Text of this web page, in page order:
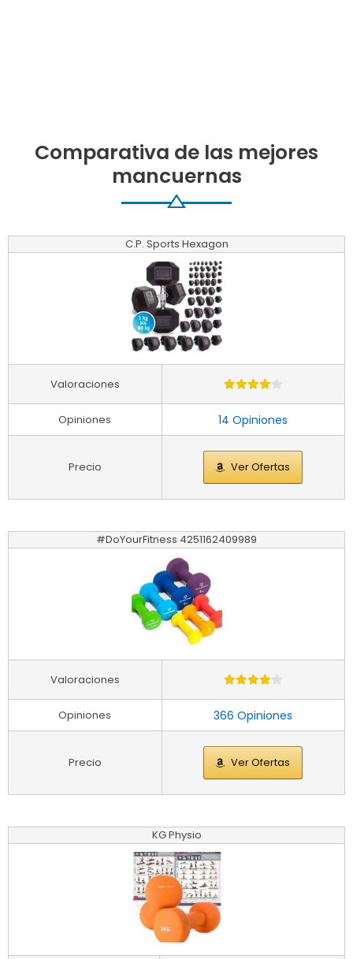
Comparativa de las mejores
mancuernas
C.P. Sports Hexagon
14 Opiniones
Ver Ofertas
Valoraciones
Opiniones
Precio
#DoYourFitness 4251162409989
366 Opiniones
Ver Ofertas
Valoraciones
Opiniones
Precio
KG Physio